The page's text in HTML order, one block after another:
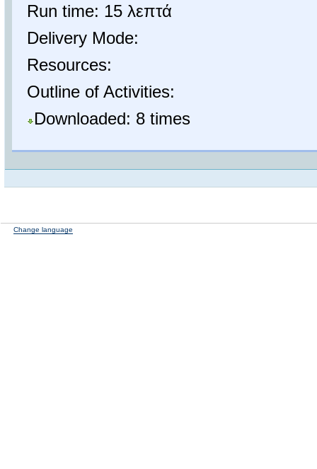
Run time: 15 λεπτά
Delivery Mode:
Resources:
Outline of Activities:
Downloaded: 8 times
Change language